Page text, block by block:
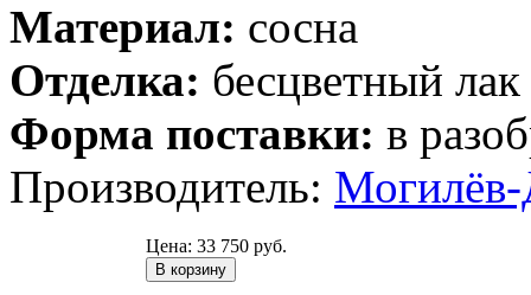
Материал: сосна
Отделка: бесцветный лак
Форма поставки: в
Производитель:
Цена: 33 750 руб.